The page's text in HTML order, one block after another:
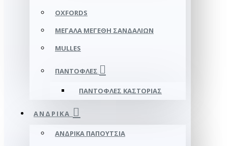
OXFORDS
ΜΕΓΆΛΑ ΜΕΓΈΘΗ ΣΑΝΔΑΛΙΏΝ
MULLES
ΠΑΝΤΌΦΛΕΣ
ΠΑΝΤΌΦΛΕΣ ΚΑΣΤΟΡΙΆΣ
ΑΝΔΡΙΚΆ
ΑΝΔΡΙΚΆ ΠΑΠΟΎΤΣΙΑ